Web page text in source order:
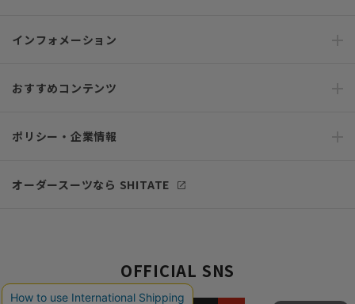
インフォメーション
おすすめコンテンツ
ポリシー・企業情報
オーダースーツなら SHITATE
OFFICIAL SNS